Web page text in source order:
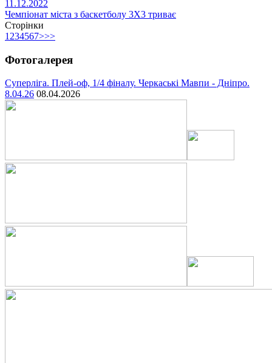
11.12.2022
Чемпіонат міста з баскетболу 3Х3 триває
Сторінки
1 234567>>>
Фотогалерея
Суперліга. Плей-оф, 1/4 фіналу. Черкаські Мавпи - Дніпро.
8.04.26 08.04.2026